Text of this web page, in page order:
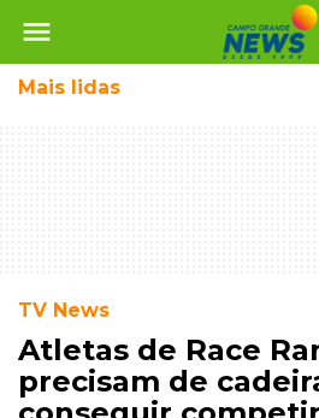
menu
Mais lidas
TV News
Atletas de Race
precisam de